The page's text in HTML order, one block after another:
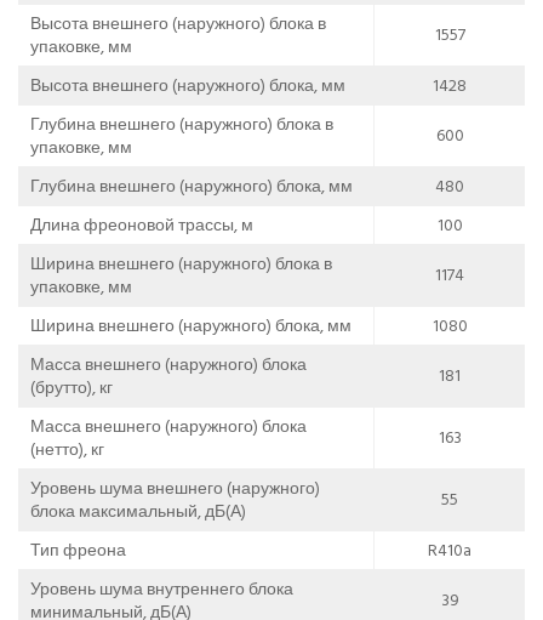
Высота внешнего (наружного) блока в
упаковке, мм
1557
Высота внешнего (наружного) блока, мм
1428
Глубина внешнего (наружного) блока в
упаковке, мм
600
Глубина внешнего (наружного) блока, мм
480
Длина фреоновой трассы, м
100
Ширина внешнего (наружного) блока в
упаковке, мм
1174
Ширина внешнего (наружного) блока, мм
1080
Масса внешнего (наружного) блока
(брутто), кг
181
Масса внешнего (наружного) блока
(нетто), кг
163
Уровень шума внешнего (наружного)
блока максимальный, дБ(А)
55
Тип фреона
R410a
Уровень шума внутреннего блока
минимальный, дБ(А)
39